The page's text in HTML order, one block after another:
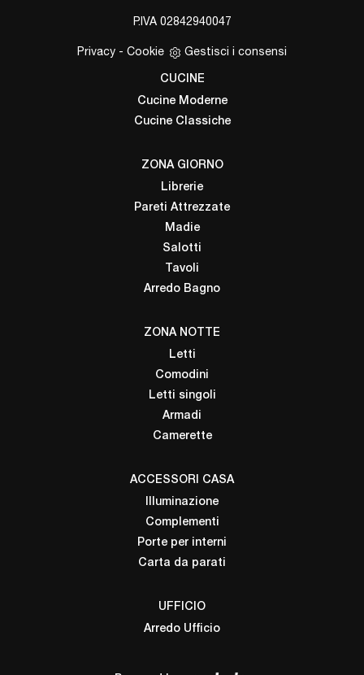
P.IVA 02842940047
Privacy - Cookie Gestisci i consensi
CUCINE
Cucine Moderne
Cucine Classiche
ZONA GIORNO
Librerie
Pareti Attrezzate
Madie
Salotti
Tavoli
Arredo Bagno
ZONA NOTTE
Letti
Comodini
Letti singoli
Armadi
Camerette
ACCESSORI CASA
Illuminazione
Complementi
Porte per interni
Carta da parati
UFFICIO
Arredo Ufficio